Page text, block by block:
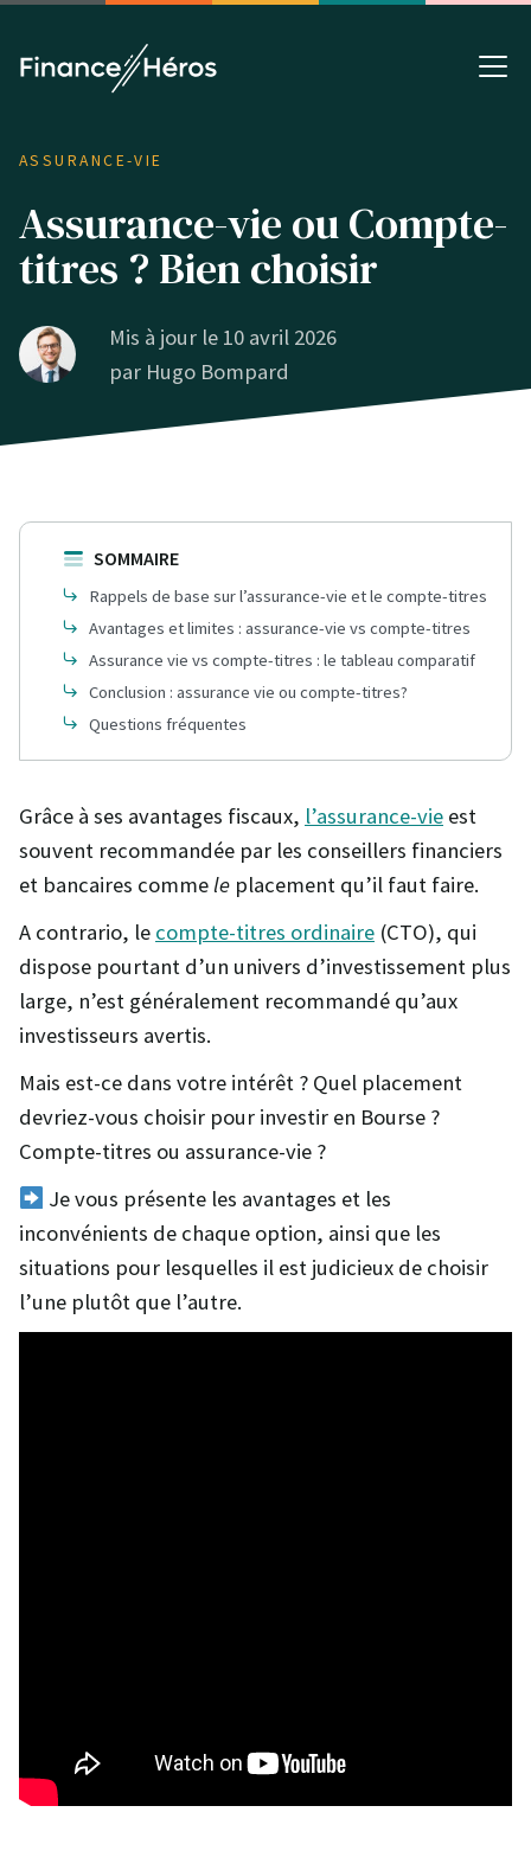
ASSURANCE-VIE
Assurance-vie ou Compte-
titres ? Bien choisir
Mis à jour le 10 avril 2026
par Hugo Bompard
SOMMAIRE
Rappels de base sur l’assurance-vie et le compte-titres
Avantages et limites : assurance-vie vs compte-titres
Assurance vie vs compte-titres : le tableau comparatif
Conclusion : assurance vie ou compte-titres?
Questions fréquentes
Grâce à ses avantages fiscaux, l’assurance-vie est
souvent recommandée par les conseillers financiers
et bancaires commele placement qu’il faut faire.
A contrario, le compte-titres ordinaire (CTO), qui
dispose pourtant d’un univers d’investissement plus
large, n’est généralement recommandé qu’aux
investisseurs avertis.
Mais est-ce dans votre intérêt ? Quel placement
devriez-vous choisir pour investir en Bourse ?
Compte-titres ou assurance-vie ?
Je vous présente les avantages et les
inconvénients de chaque option, ainsi que les
situations pour lesquelles il est judicieux de choisir
l’une plutôt que l’autre.